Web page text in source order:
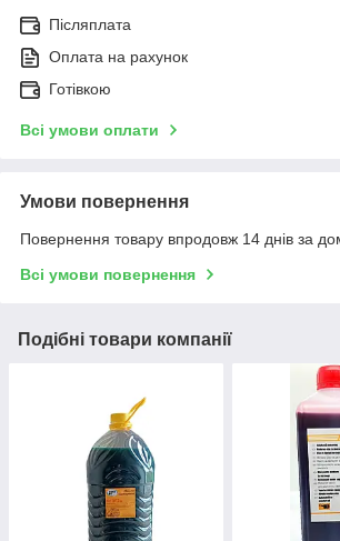
Післяплата
Оплата на рахунок
Готівкою
Всі умови оплати
Умови повернення
Повернення товару впродовж 14 днів за
Всі умови повернення
Подібні товари компанії